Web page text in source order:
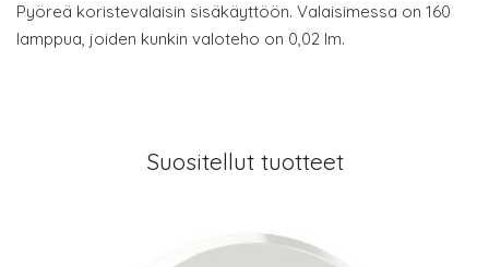
Pyöreä koristevalaisin sisäkäyttöön. Valaisimessa on 160
lamppua, joiden kunkin valoteho on 0,02 lm.
Suositellut tuotteet